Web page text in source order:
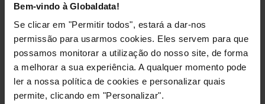
Bem-vindo à Globaldata!
Se clicar em "Permitir todos", estará a dar-nos
permissão para usarmos cookies. Eles servem para que
possamos monitorar a utilização do nosso site, de forma
a melhorar a sua experiência. A qualquer momento pode
ler a nossa política de cookies e personalizar quais
permite, clicando em "Personalizar".